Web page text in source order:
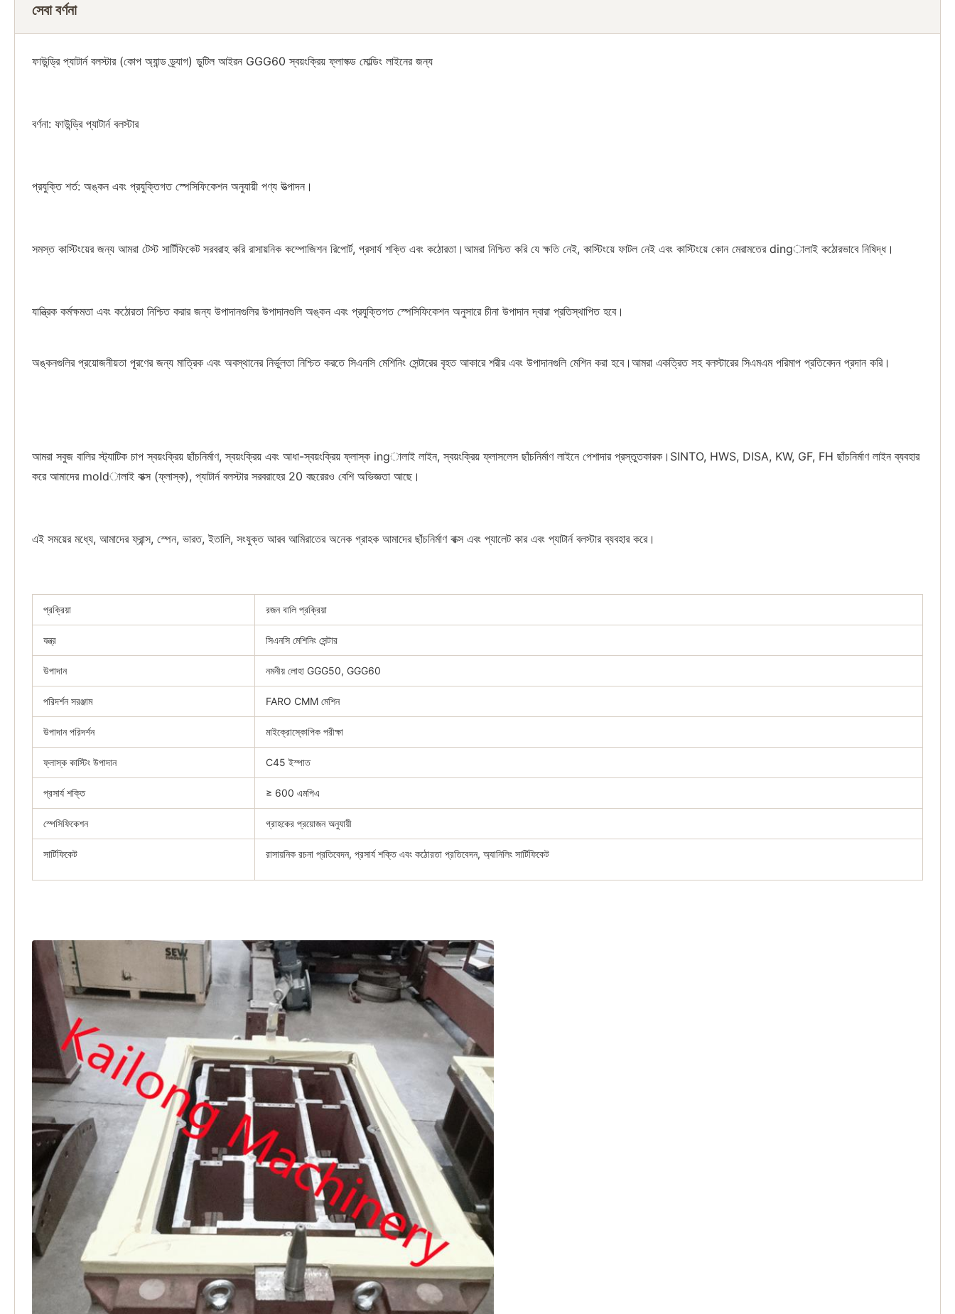
সেবা বর্ণনা
ফাউন্ড্রি প্যাটার্ন বলস্টার (কোপ অ্যান্ড ড্র্যাগ) ডুটিল আইরন GGG60 স্বয়ংক্রিয় ফ্লাস্ক্ড মোল্ডিং লাইনের জন্য
বর্ণনা: ফাউন্ড্রি প্যাটার্ন বলস্টার
প্রযুক্তি শর্ত: অঙ্কন এবং প্রযুক্তিগত স্পেসিফিকেশন অনুযায়ী পণ্য উত্পাদন।
সমস্ত কাস্টিংয়ের জন্য আমরা টেস্ট সার্টিফিকেট সরবরাহ করি রাসায়নিক কম্পোজিশন রিপোর্ট, প্রসার্য শক্তি এবং কঠোরতা।আমরা নিশ্চিত করি যে ক্ষতি নেই, কাস্টিংয়ে ফাটল নেই এবং কাস্টিংয়ে কোন মেরামতের dingালাই কঠোরভাবে নিষিদ্ধ।
যান্ত্রিক কর্মক্ষমতা এবং কঠোরতা নিশ্চিত করার জন্য উপাদানগুলির উপাদানগুলি অঙ্কন এবং প্রযুক্তিগত স্পেসিফিকেশন অনুসারে চীনা উপাদান দ্বারা প্রতিস্থাপিত হবে।
অঙ্কনগুলির প্রয়োজনীয়তা পূরণের জন্য মাত্রিক এবং অবস্থানের নির্ভুলতা নিশ্চিত করতে সিএনসি মেশিনিং সেন্টারের বৃহত আকারে শরীর এবং উপাদানগুলি মেশিন করা হবে।আমরা একত্রিত সহ বলস্টারের সিএমএম পরিমাপ প্রতিবেদন প্রদান করি।
আমরা সবুজ বালির স্ট্যাটিক চাপ স্বয়ংক্রিয় ছাঁচনির্মাণ, স্বয়ংক্রিয় এবং আধা-স্বয়ংক্রিয় ফ্লাস্ক ingালাই লাইন, স্বয়ংক্রিয় ফ্লাসলেস ছাঁচনির্মাণ লাইনে পেশাদার প্রস্তুতকারক।SINTO, HWS, DISA, KW, GF, FH ছাঁচনির্মাণ লাইন ব্যবহার
করে আমাদের moldালাই বাক্স (ফ্লাস্ক), প্যাটার্ন বলস্টার সরবরাহের 20 বছরেরও বেশি অভিজ্ঞতা আছে।
এই সময়ের মধ্যে, আমাদের ফ্রান্স, স্পেন, ভারত, ইতালি, সংযুক্ত আরব আমিরাতের অনেক গ্রাহক আমাদের ছাঁচনির্মাণ বাক্স এবং প্যালেট কার এবং প্যাটার্ন বলস্টার ব্যবহার করে।
প্রক্রিয়া রজন বালি প্রক্রিয়া
যন্ত্র সিএনসি মেশিনিং সেন্টার
উপাদান নমনীয় লোহা GGG50, GGG60
পরিদর্শন সরঞ্জাম FARO CMM মেশিন
উপাদান পরিদর্শন মাইক্রোস্কোপিক পরীক্ষা
ফ্লাস্ক কাস্টিং উপাদান C45 ইস্পাত
প্রসার্য শক্তি ≥ 600 এমপিএ
স্পেসিফিকেশন গ্রাহকের প্রয়োজন অনুযায়ী
সার্টিফিকেট রাসায়নিক রচনা প্রতিবেদন, প্রসার্য শক্তি এবং কঠোরতা প্রতিবেদন, অ্যানিলিং সার্টিফিকেট